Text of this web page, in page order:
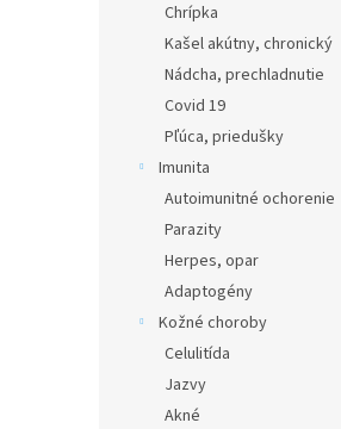
Chrípka
Kašel akútny, chronický
Nádcha, prechladnutie
Covid 19
Pľúca, priedušky
Imunita
Autoimunitné ochorenie
Parazity
Herpes, opar
Adaptogény
Kožné choroby
Celulitída
Jazvy
Akné